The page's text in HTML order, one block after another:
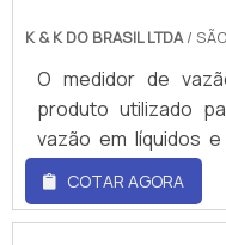
K & K DO BRASIL LTDA/
O medidor de
produto utilizado
vazão em líquidos
ser feito em
suprir a uma
fluidos.O fluido que
COTAR AGORA